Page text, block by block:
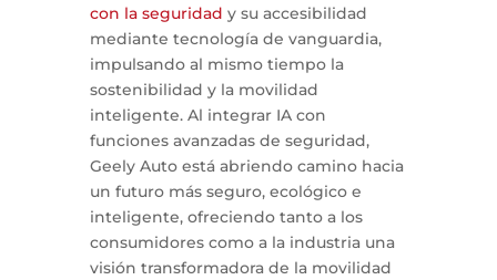
con la seguridad y su accesibilidad
mediante tecnología de vanguardia,
impulsando al mismo tiempo la
sostenibilidad y la movilidad
inteligente. Al integrar IA con
funciones avanzadas de seguridad,
Geely Auto está abriendo camino hacia
un futuro más seguro, ecológico e
inteligente, ofreciendo tanto a los
consumidores como a la industria una
visión transformadora de la movilidad